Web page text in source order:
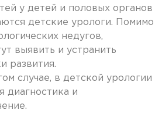
у детей и половых органов
детские урологи. Помимо
недугов,
выявить и устранить
развития.
случае, в детской урологии
диагностика и